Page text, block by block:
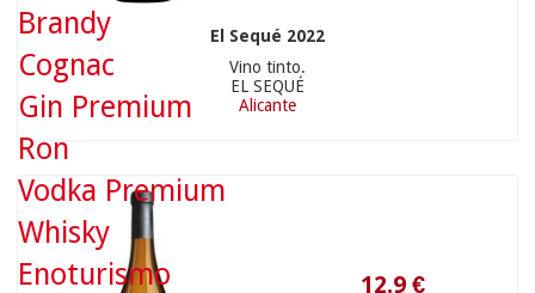
El Sequé 2022
Vino tinto.
EL SEQUÉ
Alicante
Brandy
Cognac
Gin Premium
Ron
Vodka Premium
Whisky
Enoturismo